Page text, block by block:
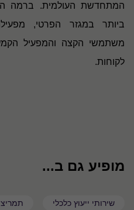
המתחדשת העולמית.
ברמה
ביותר במגזר הפרטי,
משתמשי הקצה והמפעיל
לקוחות.
מופיע גם ב...
שירותי ייעוץ כלכלי